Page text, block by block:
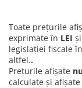
Seturi cale plan
Calibre sudura
Pene de masurat
Pini cilindrici de
Toate prețurile
exprimate în LEI și
legislației fiscale
altfel..
Prețurile afișate
calculate și